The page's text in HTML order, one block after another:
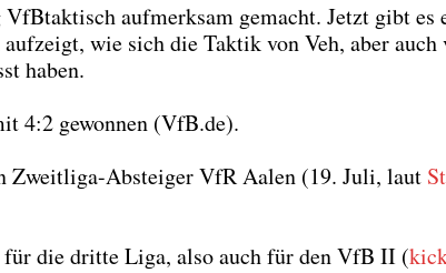
auf­merk­sam gemacht. Jetzt gibt es
auf­zeigt, wie sich die Tak­tik von Veh, aber
haben.
4:2 gewon­nen (VfB.de).
Zweit­li­ga-Abstei­ger VfR Aalen (19. Juli, laut
für die drit­te Liga, also auch für den VfB II (